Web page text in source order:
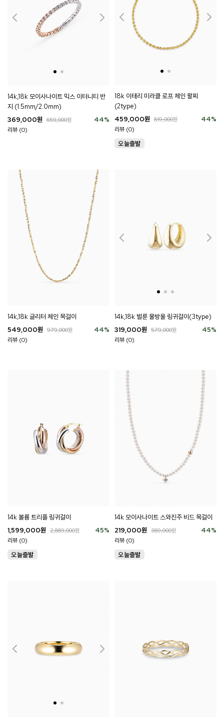
14k,18k 모이사나이트 믹스 이터니티 반
지 (1.5mm/2.0mm)
44%
369,000원 659,000원
리뷰 (0)
18k 이태리 미라클 로프 체인 팔찌
(2type)
44%
459,000원 819,000원
리뷰 (0)
14k,18k 글리터 체인 목걸이
44%
549,000원 979,000원
리뷰 (0)
14k,18k 벌룬 물방울 링귀걸이(3type)
45%
319,000원 579,000원
리뷰 (0)
14k 볼륨 트리플 링귀걸이
45%
1,599,000원 2,889,000원
리뷰 (0)
14k 모이사나이트 스와진주 비드 목걸이
44%
219,000원 389,000원
리뷰 (0)